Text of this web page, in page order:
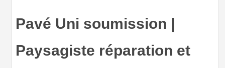
Pavé Uni soumission |
Paysagiste réparation et